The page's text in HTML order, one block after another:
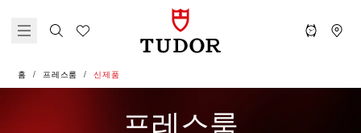
홈 프레스룸 신제품
프레스룸